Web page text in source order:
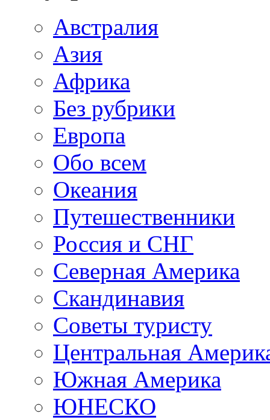
Австралия
Азия
Африка
Без рубрики
Европа
Обо всем
Океания
Путешественники
Россия и СНГ
Северная Америка
Скандинавия
Советы туристу
Центральная
Южная Америка
ЮНЕСКО